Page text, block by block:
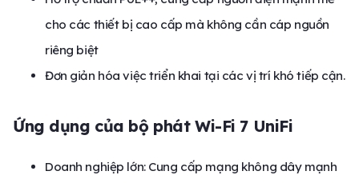
cho các thiết bị cao cấp mà không cần cáp nguồn
riêng biệt
Đơn giản hóa việc triển khai tại các vị trí khó tiếp cận.
Ứng dụng của bộ phát Wi-Fi 7 UniFi
Doanh nghiệp lớn: Cung cấp mạng không dây mạnh